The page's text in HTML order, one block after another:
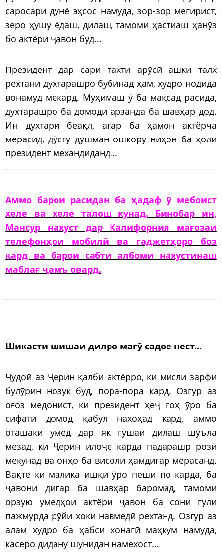
саросари дунё эҳсос намуда, зор-зор мегирист,
зеро ҳушу ёдаш, дилаш, тамоми ҳастиаш ҳанӯз
бо актёри ҷавон буд...
Президент дар сари тахти арӯсӣ ашки талх
рехтани духтарашро бубинад ҳам, худро нодида
вонамуд мекард. Муҳимаш ӯ ба мақсад расида,
духтарашро ба домоди арзанда ба шавҳар дод.
Ин духтари беақл, агар ба ҳамон актёрча
мерасид, дӯсту душман ошкору ниҳон ба ҳоли
президент механдиданд...
Аммо барои расидан ба ҳадаф ӯ мебоист
хеле ва хеле талош кунад. Бинобар ин,
Мансур нахуст дар Калифорния мағозаи
телефонҳои мобилӣ ва гаджетҳоро боз
кард ва барои сабти албоми нахустинаш
маблағ ҷамъ овард.
Шикасти шишаи дилро магӯ садое нест...
Ҷудоӣ аз Ҷерин қалби актёрро, ки мисли зарфи
булӯрин нозук буд, пора-пора кард. Озгур аз
оғоз медонист, ки президент ҳеҷ гоҳ ӯро ба
сифати домод қабул нахоҳад кард, аммо
оташаки умед дар як гӯшаи дилаш шӯъла
мезад, ки Ҷерин илоҷе карда падарашр розӣ
мекунад ва онҳо ба висоли ҳамдигар мерасанд.
Вақте ки малика ишқи ӯро пеши по карда, ба
ҷавони дигар ба шавҳар баромад, тамоми
орзую умедҳои актёри ҷавон ба сони гули
пажмурда рӯйи хоки навмедӣ рехтанд. Озгур аз
алам худро ба ҳабси хонагӣ маҳкум намуда,
касеро дидану шунидан намехост...